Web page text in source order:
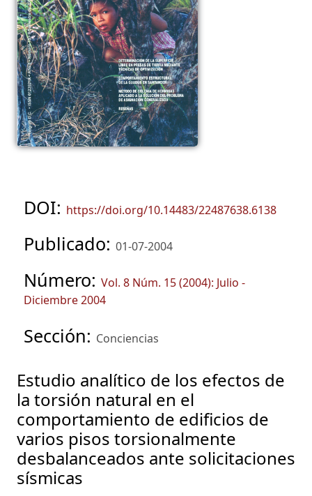
DOI: https://doi.org/10.14483/22487638.6138
Publicado: 01-07-2004
Número: Vol. 8 Núm. 15 (2004): Julio -
Diciembre 2004
Sección: Conciencias
Estudio analítico de los efectos de
la torsión natural en el
comportamiento de edificios de
varios pisos torsionalmente
desbalanceados ante solicitaciones
sísmicas